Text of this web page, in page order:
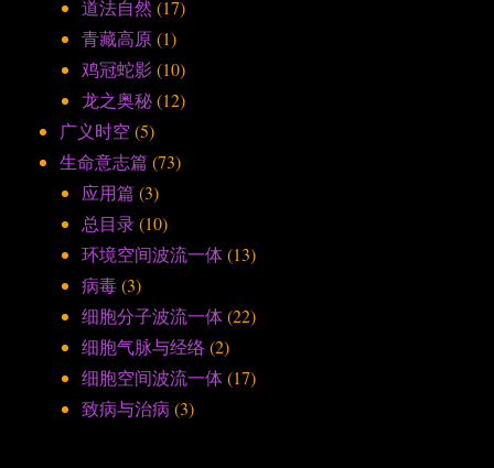
道法自然 (17)
青藏高原(1)
鸡冠蛇影(10)
龙之奥秘(12)
广义时空 (5)
生命意志篇 (73)
应用篇 (3)
总目录(10)
环境空间波流一体(13)
病毒(3)
细胞分子波流一体(22)
细胞气脉与经络 (2)
细胞空间波流一体(17)
致病与治病 (3)